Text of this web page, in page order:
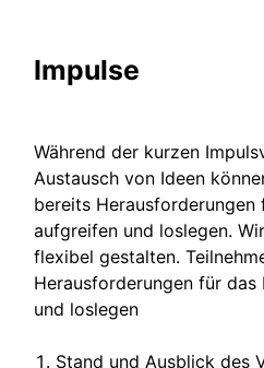
Impulse
Während der kurzen
Austausch von Ideen
bereits
aufgreifen und loslegen.
flexibel gestalten.
Herausforderungen für
und loslegen
Stand und Ausblick des